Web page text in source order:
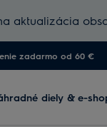
aktualizácia
zadarmo od 60 €
diely & e-